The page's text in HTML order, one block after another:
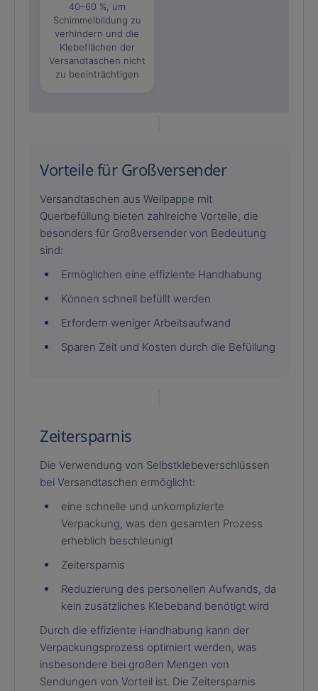
40–60 %, um
Schimmelbildung zu
verhindern und die
Klebeflächen der
Versandtaschen nicht
zu beeinträchtigen
Vorteile für Großversender
Versandtaschen aus Wellpappe mit
Querbefüllung bieten zahlreiche Vorteile, die
besonders für Großversender von Bedeutung
sind:
Ermöglichen eine effiziente Handhabung
Können schnell befüllt werden
Erfordern weniger Arbeitsaufwand
Sparen Zeit und Kosten durch die Befüllung
Zeitersparnis
Die Verwendung von Selbstklebeverschlüssen
bei Versandtaschen ermöglicht:
eine schnelle und unkomplizierte
Verpackung, was den gesamten Prozess
erheblich beschleunigt
Zeitersparnis
Reduzierung des personellen Aufwands, da
kein zusätzliches Klebeband benötigt wird
Durch die effiziente Handhabung kann der
Verpackungsprozess optimiert werden, was
insbesondere bei großen Mengen von
Sendungen von Vorteil ist. Die Zeitersparnis